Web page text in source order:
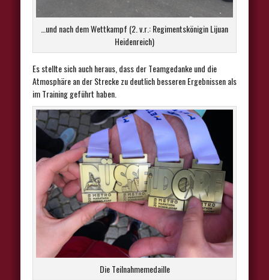
…und nach dem Wettkampf (2. v.r.: Regimentskönigin Lijuan
Heidenreich)
Es stellte sich auch heraus, dass der Teamgedanke und die
Atmosphäre an der Strecke zu deutlich besseren Ergebnissen als
im Training geführt haben.
Die Teilnahmemedaille